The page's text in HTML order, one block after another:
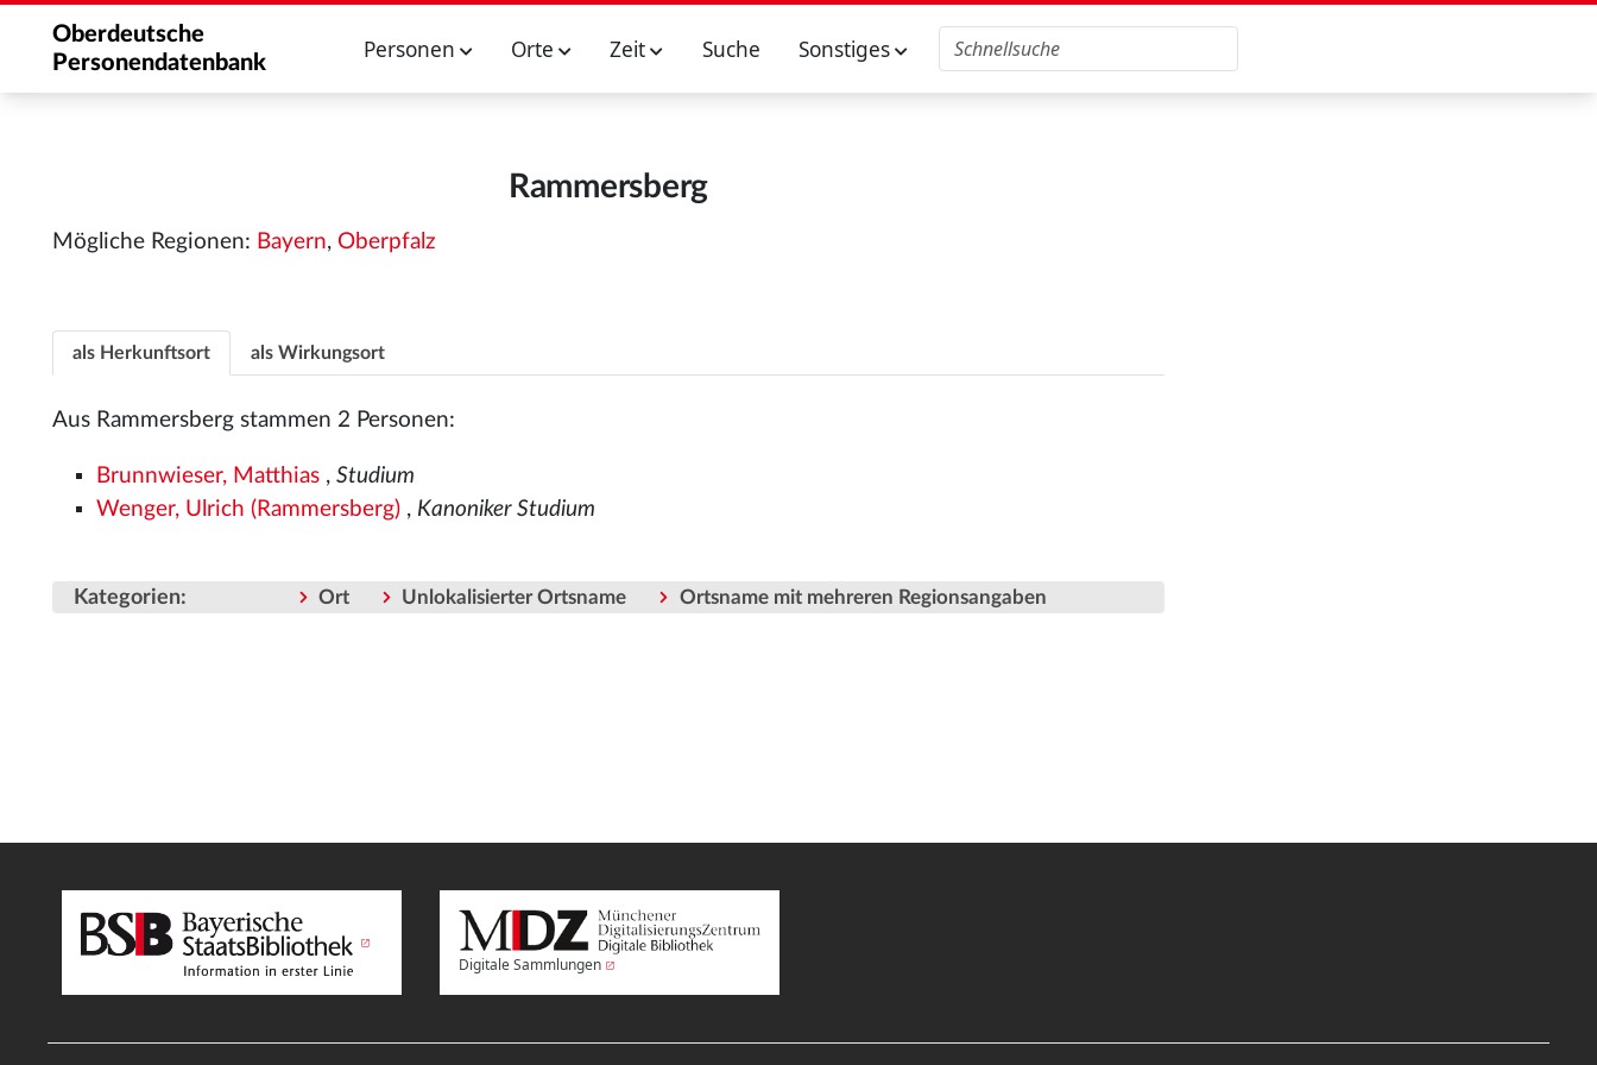
Oberdeutsche
Personendatenbank
Personen Orte Zeit Suche Sonstiges
Rammersberg
Mögliche Regionen: Bayern, Oberpfalz
als Herkunftsort als Wirkungsort
Aus Rammersberg stammen 2 Personen:
Brunnwieser, Matthias ,Studium
Wenger, Ulrich (Rammersberg) , Kanoniker Studium
Kategorien: Ort Unlokalisierter Ortsname Ortsname mit mehreren Regionsangaben
Digitale Sammlungen